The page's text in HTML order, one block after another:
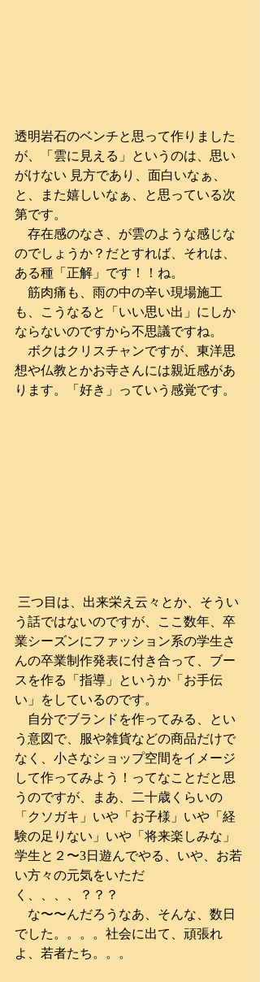
透明岩石のベンチと思って作りました
が、「雲に見える」というのは、思い
がけない 見方であり、面白いなぁ、
と、また嬉しいなぁ、と思っている次
第です。
存在感のなさ、が雲のような感じな
のでしょうか？だとすれば、それは、
ある種「正解」です！！ね。
筋肉痛も、雨の中の辛い現場施工
も、こうなると「いい思い出」にしか
ならないのですから不思議ですね。
ボクはクリスチャンですが、東洋思
想や仏教とかお寺さんには親近感があ
ります。「好き」っていう感覚です。
う話ではないのですが、ここ数年、卒
業シーズンにファッション系の学生さ
んの卒業制作発表に付き合って、ブー
スを作る「指導」というか「お手伝
い」をしているのです。
自分でブランドを作ってみる、とい
う意図で、服や雑貨などの商品だけで
なく、小さなショップ空間をイメージ
して作ってみよう！ってなことだと思
うのですが、まあ、二十歳くらいの
「クソガキ」いや「お子様」いや「経
験の足りない」いや「将来楽しみな」
学生と２〜3日遊んでやる、いや、お若
い方々の元気をいただ
く、、、、？？？
な〜〜んだろうなあ、そんな、数日
でした。。。。社会に出て、頑張れ
よ、若者たち。。。